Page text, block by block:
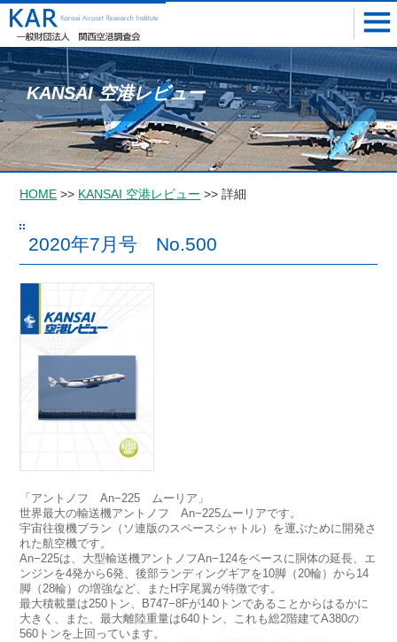
KANSAI 空港レビュー
HOME >> KANSAI 空港レビュー >> 詳細
2020年7月号 No.500
「アントノフ An−225 ムーリア」
世界最大の輸送機アントノフ An−225ムーリアです。
宇宙往復機ブラン（ソ連版のスペースシャトル）を運ぶために開発さ
れた航空機です。
An−225は、大型輸送機アントノフAn−124をベースに胴体の延長、エ
ンジンを4発から6発、後部ランディングギアを10脚（20輪）から14
脚（28輪）の増強など、またH字尾翼が特徴です。
最大積載量は250トン、B747−8Fが140トンであることからはるかに
大きく、また、最大離陸重量は640トン、これも総2階建てA380の
560トンを上回っています。